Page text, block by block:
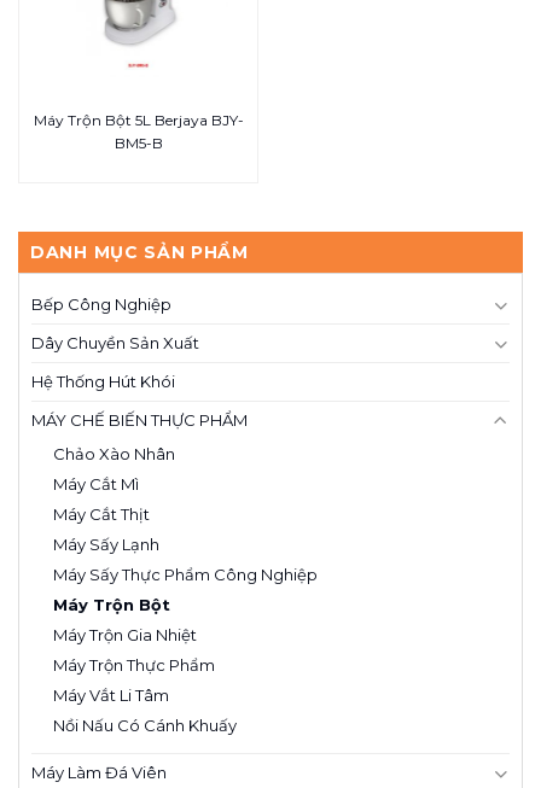
Máy Trộn Bột 5L Berjaya BJY-
BM5-B
DANH MỤC SẢN PHẨM
Bếp Công Nghiệp
Dây Chuyền Sản Xuất
Hệ Thống Hút Khói
MÁY CHẾ BIẾN THỰC PHẨM
Chảo Xào Nhân
Máy Cắt Mì
Máy Cắt Thịt
Máy Sấy Lạnh
Máy Sấy Thực Phẩm Công Nghiệp
Máy Trộn Bột
Máy Trộn Gia Nhiệt
Máy Trộn Thực Phẩm
Máy Vắt Li Tâm
Nồi Nấu Có Cánh Khuấy
Máy Làm Đá Viên